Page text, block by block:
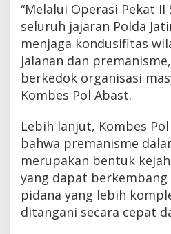
“Melalui Operasi Pekat II
seluruh jajaran Polda
menjaga kondusifitas
jalanan dan
berkedok organisasi
Kombes Pol Abast.
Lebih lanjut, Kombes
bahwa premanisme
merupakan bentuk
yang dapat
pidana yang lebih
ditangani secara cepat